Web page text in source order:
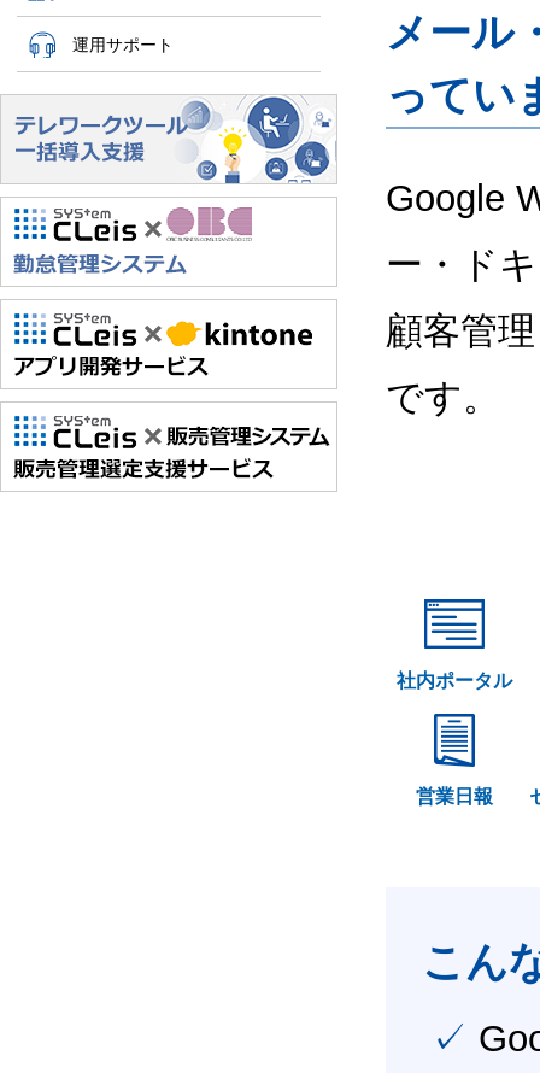
運用サポート
メール
ってい
Google
ー・ド
顧客管
です。
社内ポータル
営業日報
こん
✓ Google Workspace（旧G Suite） を社内で導入